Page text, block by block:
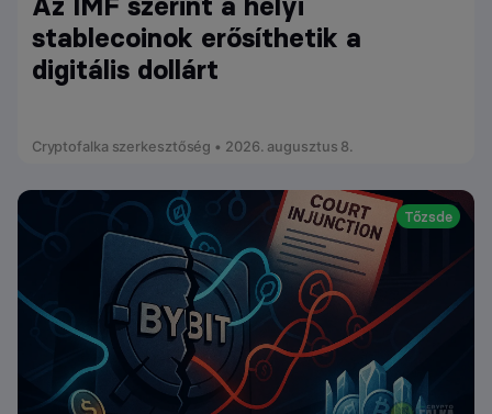
stablecoinok erősíthetik a
digitális dollárt
Cryptofalka szerkesztőség • 2026. augusztus 8.
Tőzsde